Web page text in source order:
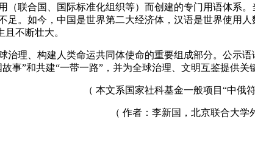
联合国、国际标准化组织等）而创建的专门用语体系
。如今，中国是世界第二大经济体，汉语是世界使用
不断壮大。
理、构建人类命运共同体使命的重要组成部分。公示
”和共建“一带一路”，并为全球治理、文明互鉴提供关
（ 本文系国家社科基金一般项目“中俄
（ 作者：李新国，北京联合大